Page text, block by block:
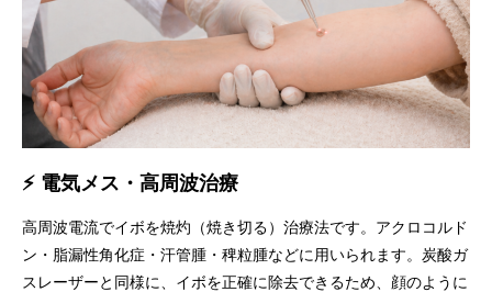
⚡ 電気メス・高周波治療
高周波電流でイボを焼灼（焼き切る）治療法です。アクロコルド
ン・脂漏性角化症・汗管腫・稗粒腫などに用いられます。炭酸ガ
スレーザーと同様に、イボを正確に除去できるため、顔のように